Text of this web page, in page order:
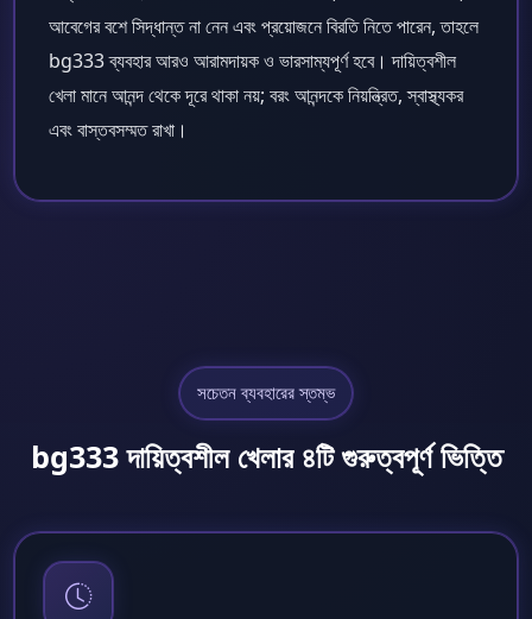
আবেগের বশে সিদ্ধান্ত না নেন এবং প্রয়োজনে বিরতি নিতে পারেন, তাহলে
bg333 ব্যবহার আরও আরামদায়ক ও ভারসাম্যপূর্ণ হবে। দায়িত্বশীল
খেলা মানে আনন্দ থেকে দূরে থাকা নয়; বরং আনন্দকে নিয়ন্ত্রিত, স্বাস্থ্যকর
এবং বাস্তবসম্মত রাখা।
সচেতন ব্যবহারের স্তম্ভ
bg333 দায়িত্বশীল খেলার ৪টি গুরুত্বপূর্ণ ভিত্তি